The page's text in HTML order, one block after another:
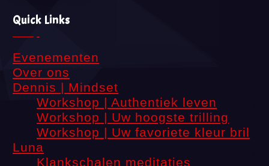
Quick Links
Evenementen
Over ons
Dennis | Mindset
Workshop | Authentiek leven
Workshop | Uw hoogste trilling
Workshop | Uw favoriete kleur bril
Luna
Klankschalen meditaties